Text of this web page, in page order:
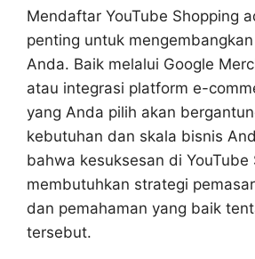
Mendaftar YouTube Shopping
penting untuk
Anda. Baik melalui Google
atau integrasi platform e-
yang Anda pilih akan
kebutuhan dan skala bisnis
bahwa kesuksesan di YouTube
membutuhkan strategi
dan pemahaman yang baik
tersebut.